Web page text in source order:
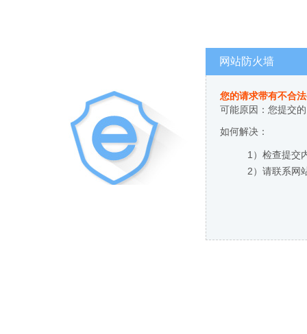
网站防火墙
您的请求带有不合
可能原因：您提交
如何解决：
1）检查提交
2）请联系网